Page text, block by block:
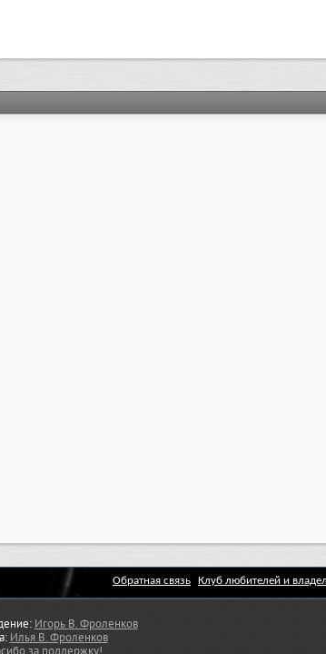
Обратная связь Клуб любителей и
Игорь В. Фроленков
Илья В. Фроленков